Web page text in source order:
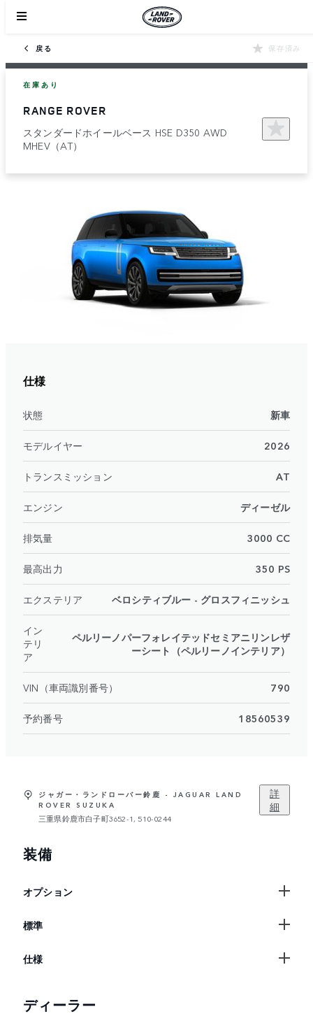
戻る 保存済み
在庫あり
RANGE ROVER
スタンダードホイールベース HSE D350 AWD
MHEV（AT）
仕様
状態 新車
モデルイヤー 2026
トランスミッション AT
エンジン ディーゼル
排気量 3000 CC
最高出力 350 PS
エクステリア ベロシティブルー - グロスフィニッシュ
イン
テリ
ア
ペルリーノパーフォレイテッドセミアニリンレザ
ーシート（ペルリーノインテリア）
VIN（車両識別番号） 790
予約番号 18560539
ジャガー・ランドローバー鈴鹿 - JAGUAR LAND
ROVER SUZUKA
三重県鈴鹿市白子町3652-1, 510-0244
詳
細
装備
オプション
標準
仕様
ディーラー